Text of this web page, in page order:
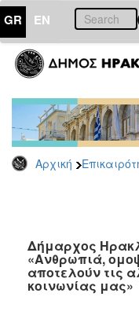
GR EN
Αρχική
ΕΠΙΚΑΙΡΟΤΗΤΑ
Τύπου
Αρχείο
2026
2025
2022
2021
2020
Δήμαρχος
«Ανθρωπιά,
αποτελούν τις
κοινωνίας μας»